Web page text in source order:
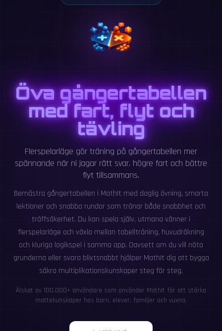
Öva gångertabellen
med fart, flyt och
tävling
Flerspelarläge gör träning på gångertabellen mer
spännande när ni jagar rätt svar, högre fart och bättre
flyt tillsammans.
Bemästra gångertabellen i MathIt med daglig övning, smarta
lektioner och snabba rundor som tränar både snabbhet och
träffsäkerhet. Du kan spela själv, utmana vänner i
flerspelarläge och växla mellan tabellträning, huvudräkning
och kluriga logikspel i samma app. Oavsett om du vill nöta
grunderna eller svara blixtsnabbt hjälper MathIt dig att bygga
säkra multiplikationskunskaper steg för steg.
Älskat av 100,000+ användare som använder MathIt för att stärka
mattekunskaper hos barn, elever, familjer och vuxna.